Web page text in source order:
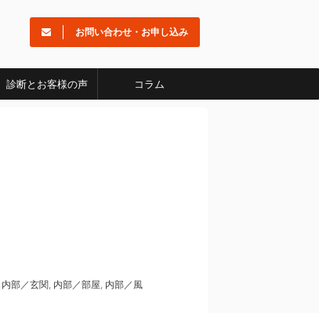
お問い合わせ・お申し込み
診断とお客様の声 コラム
内部／玄関, 内部／部屋, 内部／風